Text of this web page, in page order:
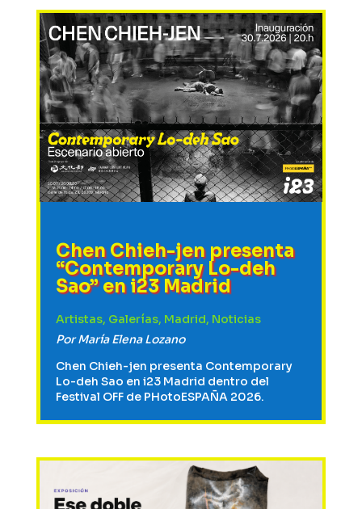
Chen Chieh-jen presenta
“Contemporary Lo-deh
Sao” en i23 Madrid
Artistas, Galerías, Madrid, Noticias
PorMaría Elena Lozano
Chen Chieh-jen presenta Contemporary
Lo-deh Sao en i23 Madrid dentro del
Festival OFF de PHotoESPAÑA 2026.